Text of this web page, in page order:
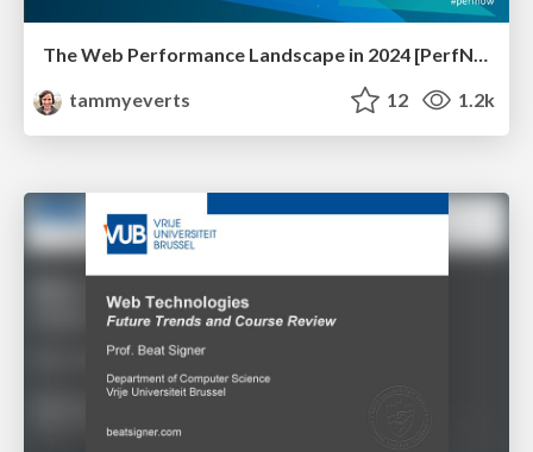
The Web Performance Landscape in 2024 [PerfNow 2024]
tammyeverts
12 1.2k